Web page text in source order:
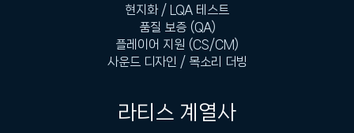
현지화 / LQA 테스트
품질 보증 (QA)
플레이어 지원 (CS/CM)
사운드 디자인 / 목소리 더빙
라티스 계열사